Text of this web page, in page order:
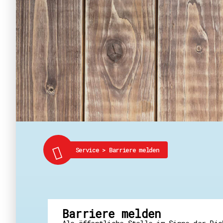
Service > Barriere melden
Barriere melden